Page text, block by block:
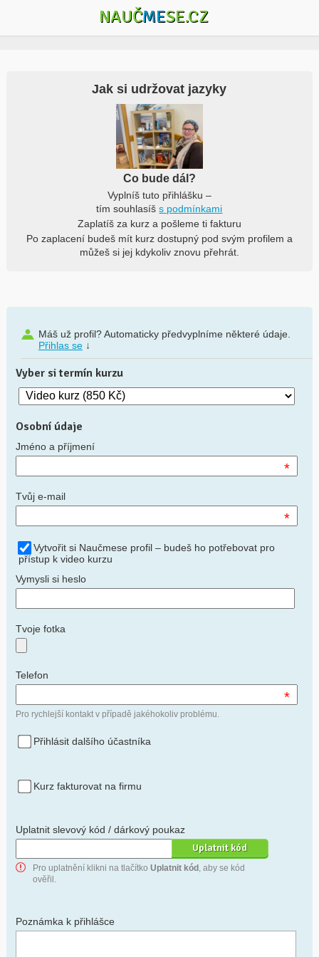
NAUČMESE.CZ
Jak si udržovat jazyky
Co bude dál?
Vyplníš tuto přihlášku –
tím souhlasíšs podmínkami
Zaplatíš za kurz a pošleme ti fakturu
Po zaplacení budeš mít kurz dostupný pod svým profilem a
můžeš si jej kdykoliv znovu přehrát.
Máš už profil? Automaticky předvyplníme některé údaje.
Přihlas se↓
Vyber si termín kurzu
Osobní údaje
Jméno a příjmení
*
Tvůj e-mail
*
Vytvořit si Naučmese profil – budeš ho potřebovat pro
přístup k video kurzu
Vymysli si heslo
Tvoje fotka
Telefon
*
Pro rychlejší kontakt v případě jakéhokoliv problému.
Přihlásit dalšího účastníka
Kurz fakturovat na firmu
Uplatnit slevový kód / dárkový poukaz
Pro uplatnění klikni na tlačítko Uplatnit kód , aby se kód
ověřil.
Poznámka k přihlášce